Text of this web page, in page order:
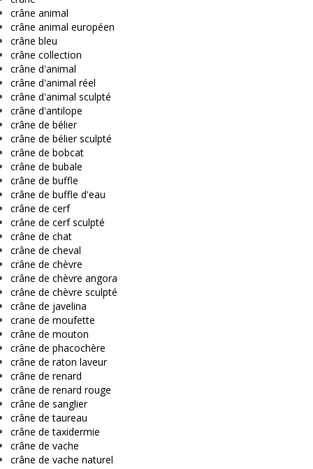
crâne animal
crâne animal européen
crâne bleu
crâne collection
crâne d'animal
crâne d'animal réel
crâne d'animal sculpté
crâne d'antilope
crâne de bélier
crâne de bélier sculpté
crâne de bobcat
crâne de bubale
crâne de buffle
crâne de buffle d'eau
crâne de cerf
crâne de cerf sculpté
crâne de chat
crâne de cheval
crâne de chèvre
crâne de chèvre angora
crâne de chèvre sculpté
crâne de javelina
crane de moufette
crâne de mouton
crâne de phacochère
crâne de raton laveur
crâne de renard
crâne de renard rouge
crâne de sanglier
crâne de taureau
crâne de taxidermie
crâne de vache
crâne de vache naturel